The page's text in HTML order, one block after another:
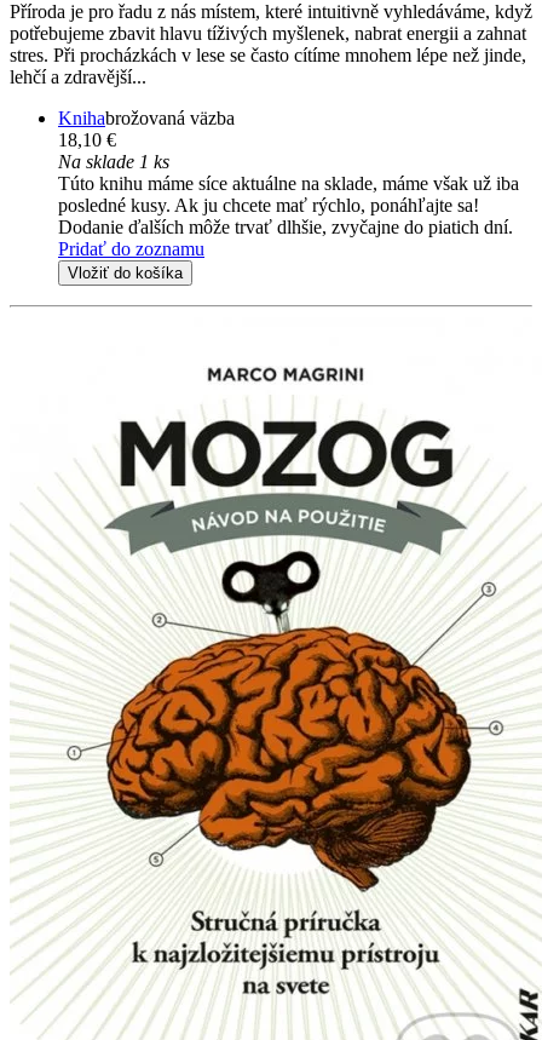
Příroda je pro řadu z nás místem, které intuitivně vyhledáváme, když
potřebujeme zbavit hlavu tíživých myšlenek, nabrat energii a zahnat
stres. Při procházkách v lese se často cítíme mnohem lépe než jinde,
lehčí a zdravější...
Knihabrožovaná väzba
18,10 €
Na sklade 1 ks
Túto knihu máme síce aktuálne na sklade, máme však už iba
posledné kusy. Ak ju chcete mať rýchlo, ponáhľajte sa!
Dodanie ďalších môže trvať dlhšie, zvyčajne do piatich dní.
Pridať do zoznamu
Vložiť do košíka